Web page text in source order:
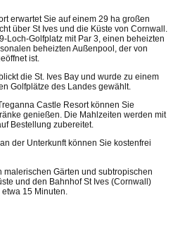
erwartet Sie auf einem 29 ha großen
über St Ives und die Küste von Cornwall.
Loch-Golfplatz mit Par 3, einen beheizten
beheizten Außenpool, der von
ist.
die St. Ives Bay und wurde zu einem
Golfplätze des Landes gewählt.
Castle Resort können Sie
genießen. Die Mahlzeiten werden mit
Bestellung zubereitet.
der Unterkunft können Sie kostenfrei
malerischen Gärten und subtropischen
und den Bahnhof St Ives (Cornwall)
15 Minuten.